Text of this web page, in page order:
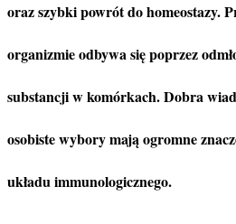
oraz szybki powrót do homeostazy.
organizmie odbywa się poprzez
substancji w komórkach. Dobra
osobiste wybory mają ogromne
układu immunologicznego.